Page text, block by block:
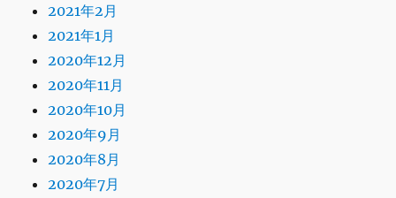
2021年2月
2021年1月
2020年12月
2020年11月
2020年10月
2020年9月
2020年8月
2020年7月